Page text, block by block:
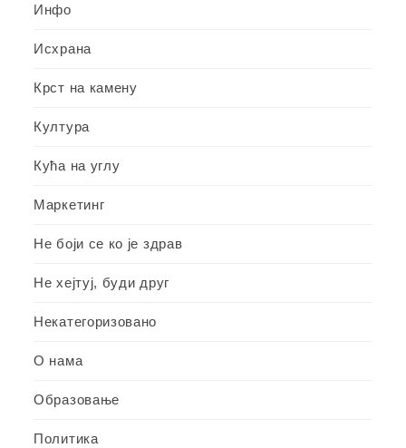
Инфо
Исхрана
Крст на камену
Култура
Кућа на углу
Маркетинг
Не боји се ко је здрав
Не хејтуј, буди друг
Некатегоризовано
О нама
Образовање
Политика